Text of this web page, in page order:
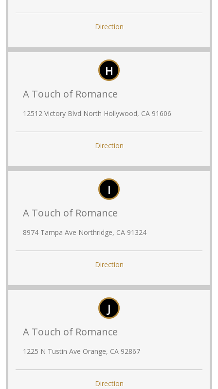
Direction
H
A Touch of Romance
12512 Victory Blvd North Hollywood, CA 91606
Direction
I
A Touch of Romance
8974 Tampa Ave Northridge, CA 91324
Direction
J
A Touch of Romance
1225 N Tustin Ave Orange, CA 92867
Direction